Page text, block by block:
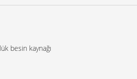
besin kaynağı